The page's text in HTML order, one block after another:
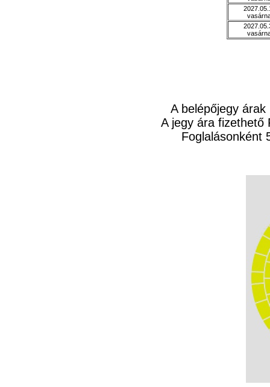
A belépőjegy
A jegy ára fizethető
Foglalásonként